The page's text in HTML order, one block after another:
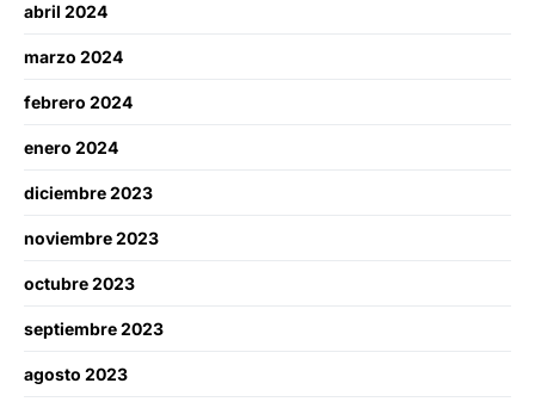
abril 2024
marzo 2024
febrero 2024
enero 2024
diciembre 2023
noviembre 2023
octubre 2023
septiembre 2023
agosto 2023